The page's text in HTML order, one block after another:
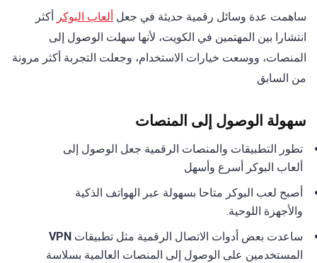
ساهمت عدة وسائل رقمية حديثة في جعل ألعاب البوكر أكثر
انتشارا بين المهتمين في الكويت، لأنها سهلت الوصول إلى
المنصات، ووسعت خيارات الاستخدام، وجعلت التجربة أكثر مرونة
من السابق
سهولة الوصول إلى المنصات
تطور التطبيقات والمنصات الرقمية جعل الوصول إلى
ألعاب البوكر أسرع وأسهل
أصبح لعب البوكر متاحا بسهولة عبر الهواتف الذكية
والأجهزة اللوحية.
ساعدت بعض أدوات الاتصال الرقمية مثل تطبيقات VPN
المستخدمين على الوصول إلى المنصات العالمية بسلاسة